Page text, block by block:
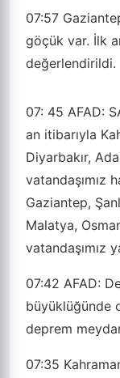
07:57
göçük var. İlk
değerlendirildi.
07: 45 AFAD:
an itibarıyla
Diyarbakır,
vatandaşımız
Gaziantep,
Malatya,
vatandaşımız
07:42 AFAD:
büyüklüğünde
deprem
07:35